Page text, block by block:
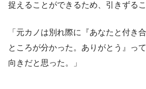
捉えることができるため、引きずる
「元カノは別れ際に『あなたと付き
ところが分かった。ありがとう』っ
向きだと思った。」